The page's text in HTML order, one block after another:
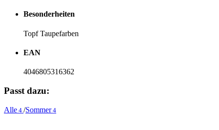
Besonderheiten
Topf Taupefarben
EAN
4046805316362
Passt dazu:
Alle 4 /Sommer4